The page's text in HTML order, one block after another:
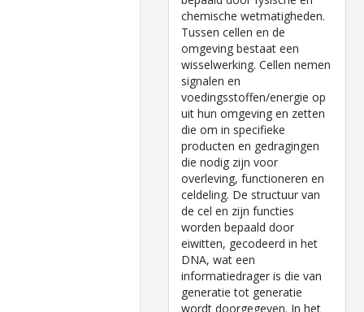
chemische wetmatigheden.
Tussen cellen en de
omgeving bestaat een
wisselwerking. Cellen nemen
signalen en
voedingsstoffen/energie op
uit hun omgeving en zetten
die om in specifieke
producten en gedragingen
die nodig zijn voor
overleving, functioneren en
celdeling. De structuur van
de cel en zijn functies
worden bepaald door
eiwitten, gecodeerd in het
DNA, wat een
informatiedrager is die van
generatie tot generatie
wordt doorgegeven. In het